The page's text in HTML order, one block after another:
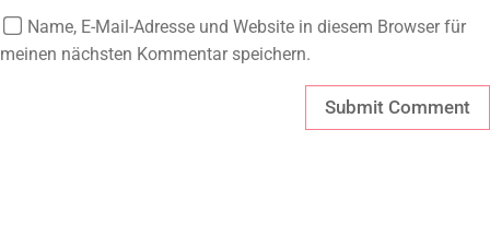
Name, E-Mail-Adresse und Website in diesem Browser für
meinen nächsten Kommentar speichern.